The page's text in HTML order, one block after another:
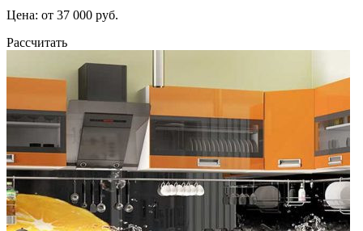
Цена: от 37 000 руб.
Рассчитать